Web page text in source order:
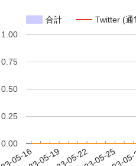
合計 Twitter (通
0.00
0.25
0.50
0.75
1.00